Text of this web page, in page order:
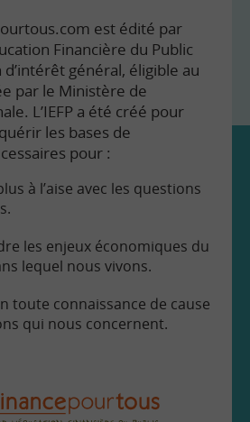
est édité par
Financière du Public
d’intérêt général, éligible au
par le Ministère de
L’IEFP a été créé pour
les bases de
pour :
à l’aise avec les questions
les enjeux économiques du
lequel nous vivons.
toute connaissance de cause
qui nous concernent.